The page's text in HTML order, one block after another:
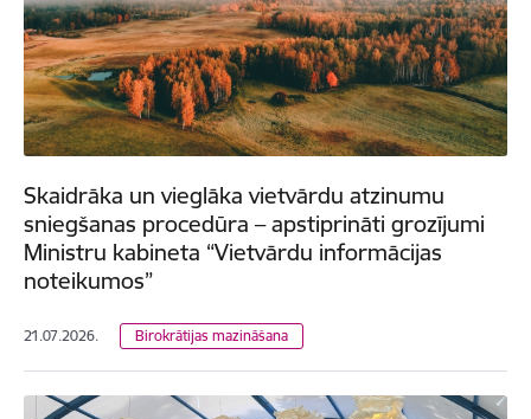
Skaidrāka un vieglāka vietvārdu atzinumu
sniegšanas procedūra – apstiprināti grozījumi
Ministru kabineta “Vietvārdu informācijas
noteikumos”
21.07.2026. Birokrātijas mazināšana